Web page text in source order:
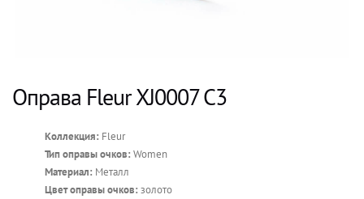
Оправа Fleur XJ0007 C3
Коллекция: Fleur
Тип оправы очков: Women
Материал: Металл
Цвет оправы очков: золото